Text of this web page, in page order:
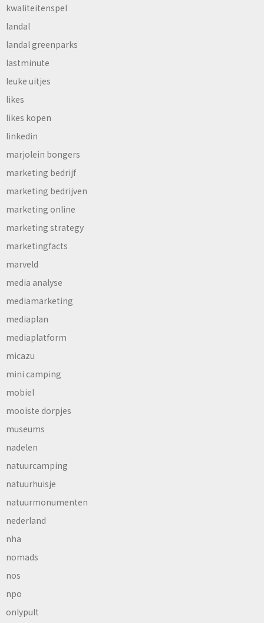
kwaliteitenspel
landal
landal greenparks
lastminute
leuke uitjes
likes
likes kopen
linkedin
marjolein bongers
marketing bedrijf
marketing bedrijven
marketing online
marketing strategy
marketingfacts
marveld
media analyse
mediamarketing
mediaplan
mediaplatform
micazu
mini camping
mobiel
mooiste dorpjes
museums
nadelen
natuurcamping
natuurhuisje
natuurmonumenten
nederland
nha
nomads
nos
npo
onlypult